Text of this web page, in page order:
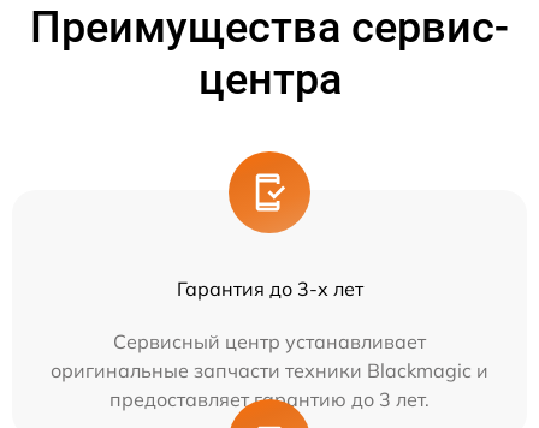
Преимущества сервис-
центра
Гарантия до 3-х лет
Сервисный центр устанавливает
оригинальные запчасти техники Blackmagic и
предоставляет гарантию до 3 лет.